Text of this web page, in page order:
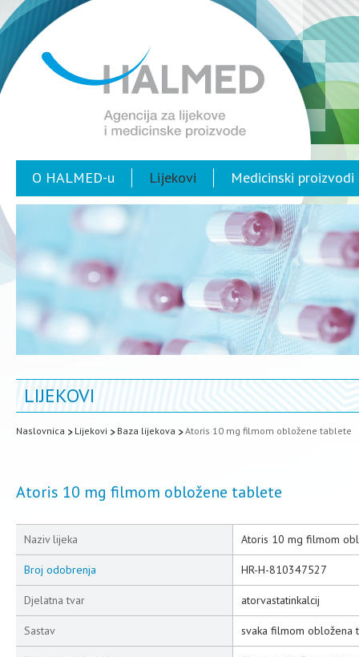
O HALMED-u Lijekovi Medicinski proizvodi
LIJEKOVI
Naslovnica Lijekovi Baza lijekova Atoris 10 mg filmom obložene tablete
Atoris 10 mg filmom obložene tablete
Naziv lijeka Atoris 10 mg filmom
Broj odobrenja HR-H-810347527
Djelatna tvar atorvastatinkalcij
Sastav svaka filmom obložena